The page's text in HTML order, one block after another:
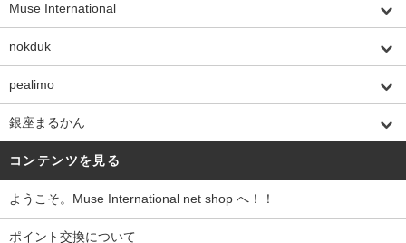
Muse International
nokduk
pealimo
銀座まるかん
コンテンツを見る
ようこそ。Muse International net shop へ！！
ポイント交換について